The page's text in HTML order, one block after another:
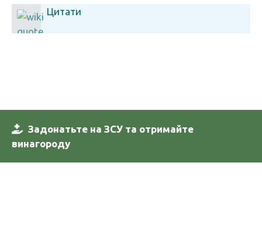
Цитати
Задонатьте на ЗСУ та отримайте
винагороду